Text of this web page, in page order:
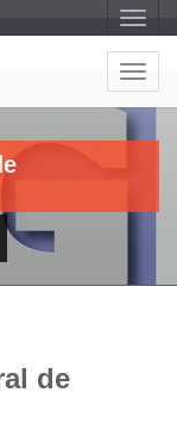
A
l
t
e
r
a
g
o
A
l
t
e
a
a
de